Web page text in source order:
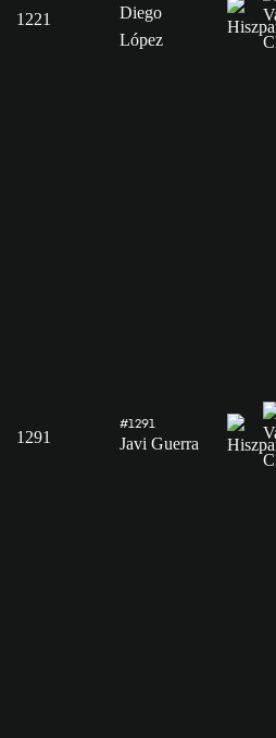
1221
Diego
López
1291
#1291
Javi Guerra